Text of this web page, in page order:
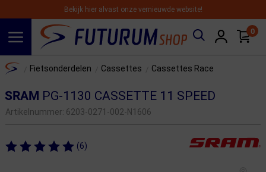
Bekijk hier alvast onze vernieuwde website!
0
Home Fietsonderdelen Cassettes Cassettes Race
SRAM PG-1130 CASSETTE 11 SPEED
Artikelnummer: 6203-0271-002-N1606
(6)